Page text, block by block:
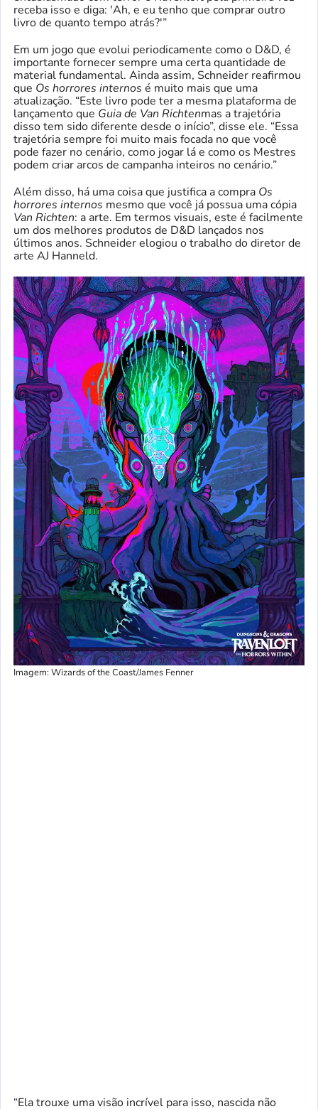
receba isso e diga: 'Ah, e eu tenho que comprar outro
livro de quanto tempo atrás?'”
Em um jogo que evolui periodicamente como o D&D, é
importante fornecer sempre uma certa quantidade de
material fundamental. Ainda assim, Schneider reafirmou
que Os horrores internos é muito mais que uma
atualização. “Este livro pode ter a mesma plataforma de
lançamento que Guia de Van Richtenmas a trajetória
disso tem sido diferente desde o início”, disse ele. “Essa
trajetória sempre foi muito mais focada no que você
pode fazer no cenário, como jogar lá e como os Mestres
podem criar arcos de campanha inteiros no cenário.”
Além disso, há uma coisa que justifica a compra Os
horrores internos mesmo que você já possua uma cópia
Van Richten: a arte. Em termos visuais, este é facilmente
um dos melhores produtos de D&D lançados nos
últimos anos. Schneider elogiou o trabalho do diretor de
arte AJ Hanneld.
Imagem: Wizards of the Coast/James Fenner
“Ela trouxe uma visão incrível para isso, nascida não